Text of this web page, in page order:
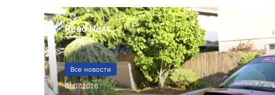
Read Next
Все новости
01.07.2026
Реклама